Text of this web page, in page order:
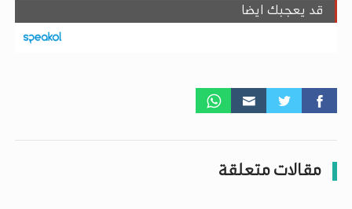
قد يعجبك ايضا
مقالات متعلقة